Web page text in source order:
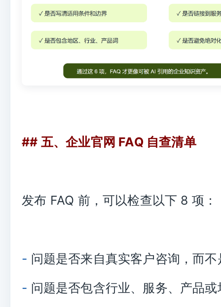
## 五、企业官网 FAQ 自查清单
发布 FAQ 前，可以检查以下 8 项：
- 问题是否来自真实客户咨询，而
- 问题是否包含行业、服务、产品